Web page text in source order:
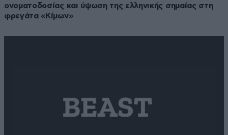
ονοματοδοσίας και ύψωση της ελληνικής σημαίας στη
φρεγάτα «Κίμων»